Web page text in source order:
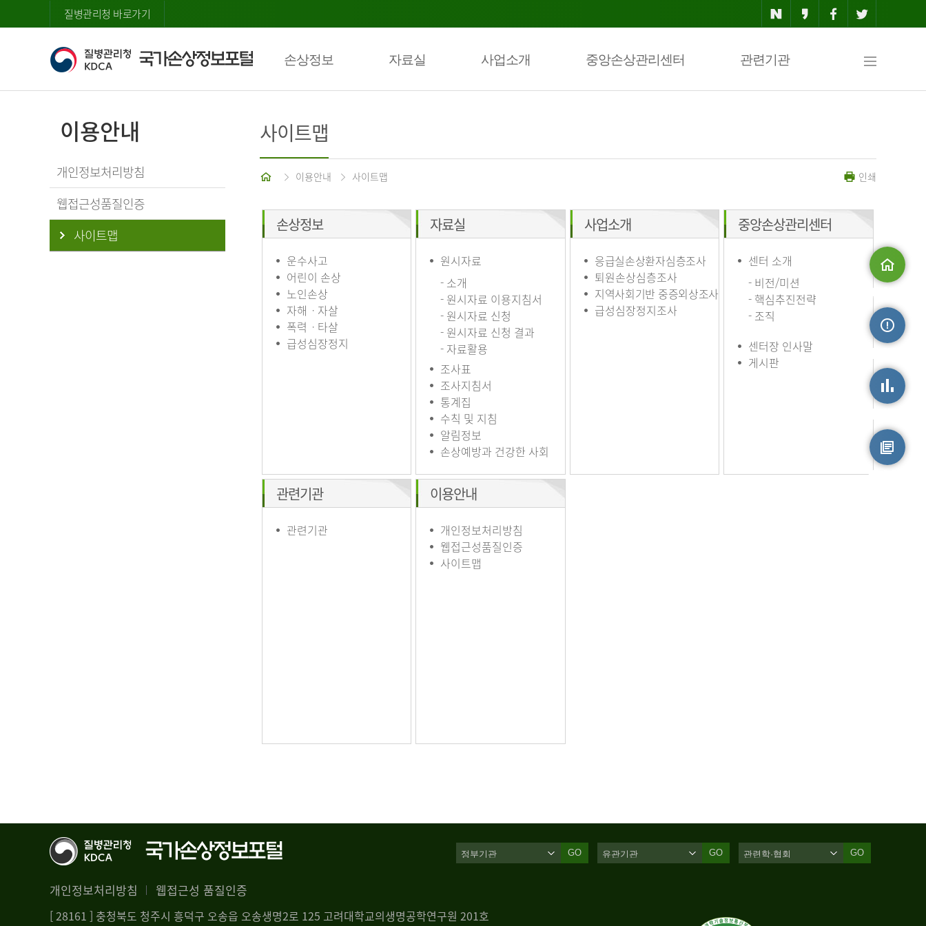
질병관리청 바로가기
손상정보 자료실 사업소개 중앙손상관리센터 관련기관
맵
이용안내
개인정보처리방침
웹접근성품질인증
사이트맵
사이트맵
홈 이용안내 사이트맵 인쇄
손상정보
운수사고
어린이 손상
노인손상
자해ㆍ자살
폭력ㆍ타살
급성심장정지
자료실
원시자료
- 소개
- 원시자료 이용지침서
- 원시자료 신청
- 원시자료 신청 결과
- 자료활용
조사표
조사지침서
통계집
수칙 및 지침
알림정보
손상예방과 건강한 사회
사업소개
응급실손상환자심층조사
퇴원손상심층조사
지역사회기반 중증외상조사
급성심장정지조사
중앙손상관리센터
센터 소개
- 비전/미션
- 핵심추진전략
- 조직
센터장 인사말
게시판
관련기관
관련기관
이용안내
개인정보처리방침
웹접근성품질인증
사이트맵
개인정보처리방침 웹접근성 품질인증
GO GO GO
[ 28161 ] 충청북도 청주시 흥덕구 오송읍 오송생명2로 125 고려대학교의생명공학연구원 201호
메인으로
원시자료